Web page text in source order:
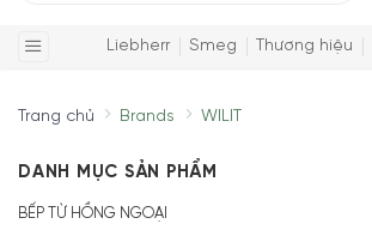
Liebherr Smeg Thương hiệu
Trang chủ Brands WILIT
DANH MỤC SẢN PHẨM
BẾP TỪ HỒNG NGOẠI